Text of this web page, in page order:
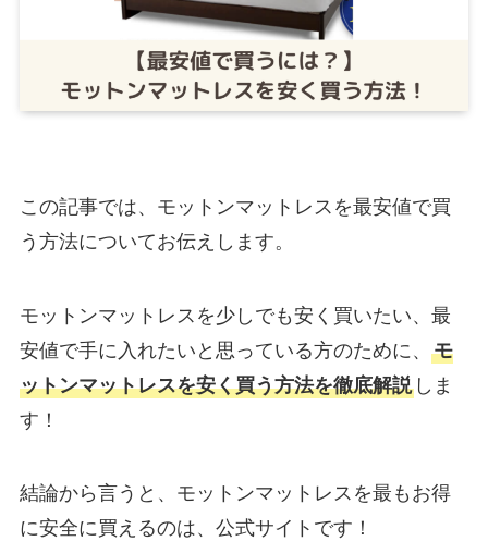
この記事では、モットンマットレスを最安値で買
う方法についてお伝えします。
モットンマットレスを少しでも安く買いたい、最
安値で手に入れたいと思っている方のために、 モ
ットンマットレスを安く買う方法を徹底解説しま
す！
結論から言うと、モットンマットレスを最もお得
に安全に買えるのは、公式サイトです！